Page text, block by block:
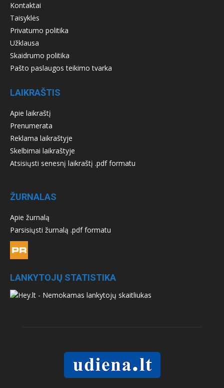
Kontaktai
Taisyklės
Privatumo politika
Užklausa
Skaidrumo politika
Pašto paslaugos teikimo tvarka
LAIKRAŠTIS
Apie laikraštį
Prenumerata
Reklama laikraštyje
Skelbimai laikraštyje
Atsisiųsti senesnį laikraštį .pdf formatu
ŽURNALAS
Apie žurnalą
Parsisiųsti žurnalą .pdf formatu
LANKYTOJŲ STATISTIKA